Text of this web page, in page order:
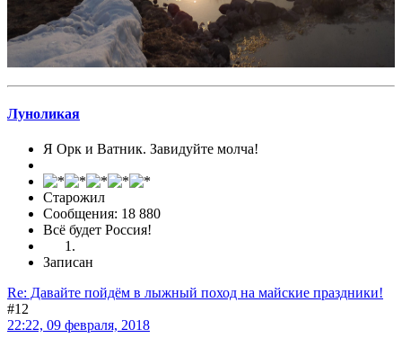
Луноликая
Я Орк и Ватник. Завидуйте молча!
Старожил
Сообщения: 18 880
Всё будет Россия!
Записан
Re: Давайте пойдём в лыжный поход на майские праздники!
#12
22:22, 09 февраля, 2018